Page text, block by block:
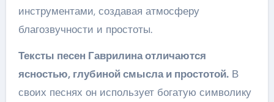
инструментами, создавая атмосферу
благозвучности и простоты.
Тексты песен Гаврилина отличаются
ясностью, глубиной смысла и простотой.В
своих песнях он использует богатую символику